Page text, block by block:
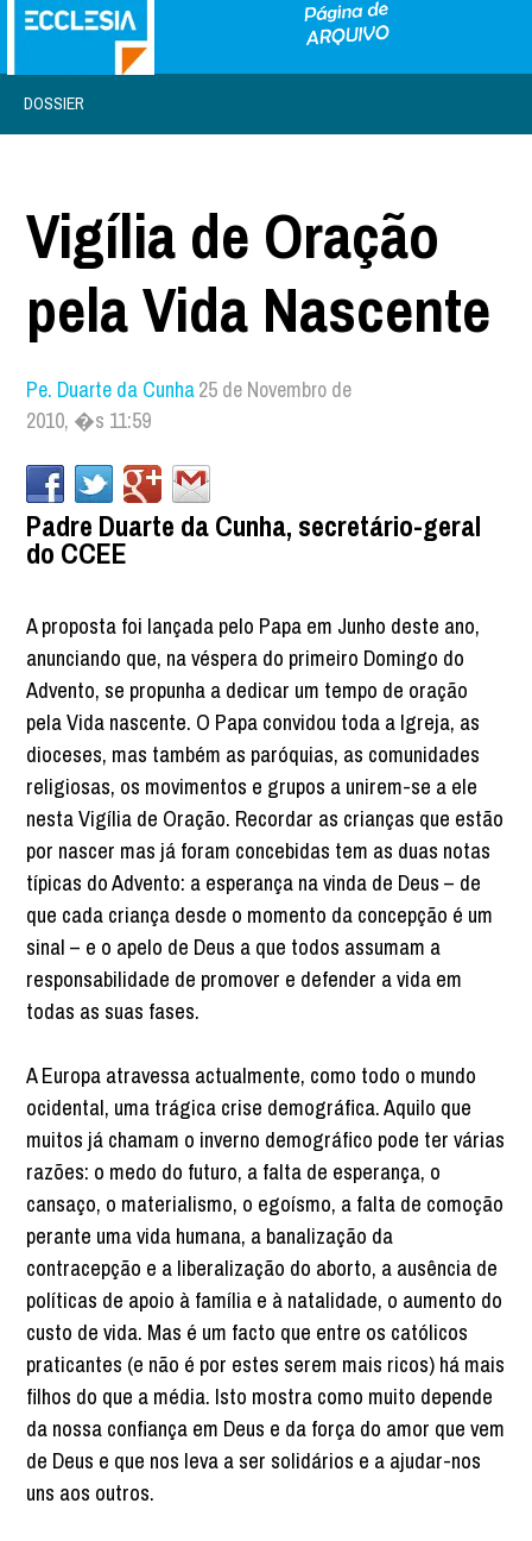
DOSSIER
Vigília de Oração
pela Vida Nascente
Pe. Duarte da Cunha25 de Novembro de
2010, �s 11:59
Padre Duarte da Cunha, secretário-geral
do CCEE
A proposta foi lançada pelo Papa em Junho deste ano,
anunciando que, na véspera do primeiro Domingo do
Advento, se propunha a dedicar um tempo de oração
pela Vida nascente. O Papa convidou toda a Igreja, as
dioceses, mas também as paróquias, as comunidades
religiosas, os movimentos e grupos a unirem-se a ele
nesta Vigília de Oração. Recordar as crianças que estão
por nascer mas já foram concebidas tem as duas notas
típicas do Advento: a esperança na vinda de Deus – de
que cada criança desde o momento da concepção é um
sinal – e o apelo de Deus a que todos assumam a
responsabilidade de promover e defender a vida em
todas as suas fases.
A Europa atravessa actualmente, como todo o mundo
ocidental, uma trágica crise demográfica. Aquilo que
muitos já chamam o inverno demográfico pode ter várias
razões: o medo do futuro, a falta de esperança, o
cansaço, o materialismo, o egoísmo, a falta de comoção
perante uma vida humana, a banalização da
contracepção e a liberalização do aborto, a ausência de
políticas de apoio à família e à natalidade, o aumento do
custo de vida. Mas é um facto que entre os católicos
praticantes (e não é por estes serem mais ricos) há mais
filhos do que a média. Isto mostra como muito depende
da nossa confiança em Deus e da força do amor que vem
de Deus e que nos leva a ser solidários e a ajudar-nos
uns aos outros.